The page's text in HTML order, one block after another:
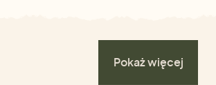
Pokaż więcej